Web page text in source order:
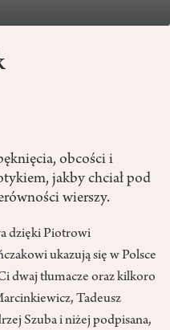
obcości i
jakby chciał pod
wierszy.
dzięki Piotrowi
ukazują się w Polsce
dwaj tłumacze oraz kilkoro
Tadeusz
Szuba i niżej podpisana,